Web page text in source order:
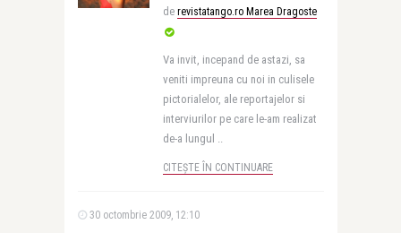
de revistatango.ro Marea Dragoste
Va invit, incepand de astazi, sa
veniti impreuna cu noi in culisele
pictorialelor, ale reportajelor si
interviurilor pe care le-am realizat
de-a lungul ..
CITEȘTE ÎN CONTINUARE
30 octombrie 2009, 12:10